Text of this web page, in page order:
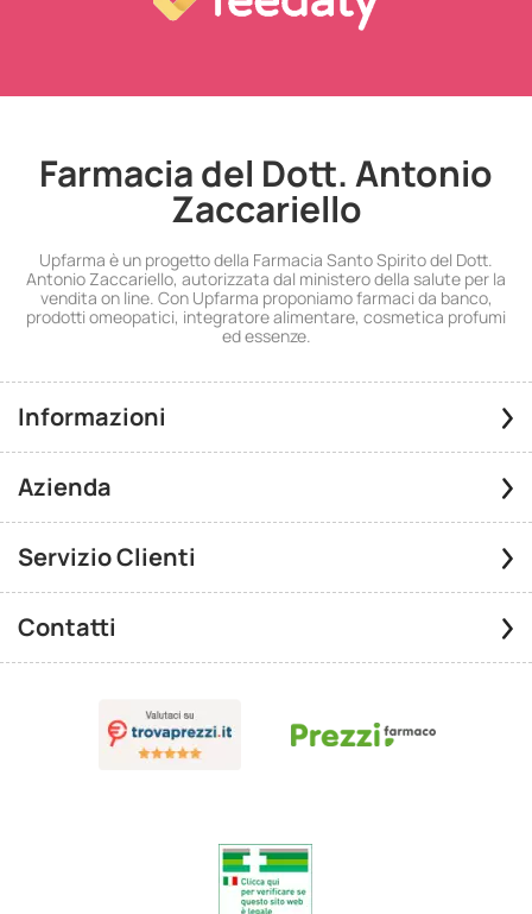
Farmacia del Dott. Antonio
Zaccariello
Upfarma è un progetto della Farmacia Santo Spirito del Dott.
Antonio Zaccariello, autorizzata dal ministero della salute per la
vendita on line. Con Upfarma proponiamo farmaci da banco,
prodotti omeopatici, integratore alimentare, cosmetica profumi
ed essenze.
Informazioni
Azienda
Servizio Clienti
Contatti